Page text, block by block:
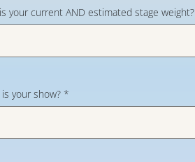
your current AND estimated stage weight?
your show? *